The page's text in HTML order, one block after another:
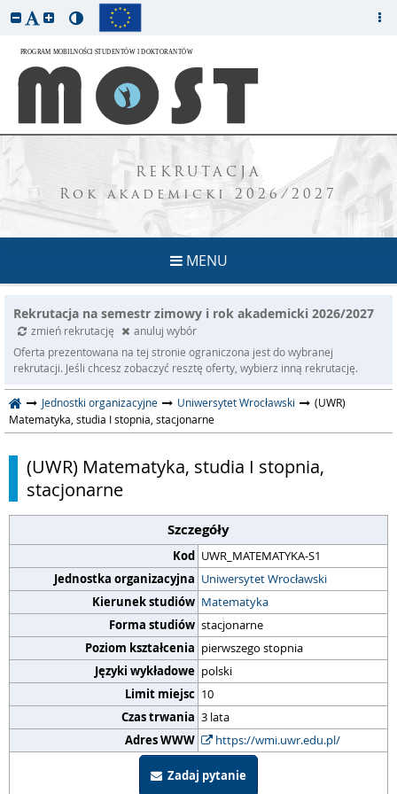
REKRUTACJA
Rok akademicki 2026/2027
MENU
Rekrutacja na semestr zimowy i rok akademicki 2026/2027
zmień rekrutację
anuluj wybór
Oferta prezentowana na tej stronie ograniczona jest do wybranej
rekrutacji. Jeśli chcesz zobaczyć resztę oferty, wybierz inną rekrutację.
Jednostki organizacyjne Uniwersytet Wrocławski
(UWR)
Matematyka, studia I stopnia, stacjonarne
(UWR) Matematyka, studia I stopnia,
stacjonarne
Szczegóły
Kod UWR_MATEMATYKA-S1
Jednostka organizacyjna Uniwersytet Wrocławski
Kierunek studiów Matematyka
Forma studiów stacjonarne
Poziom kształcenia pierwszego stopnia
Języki wykładowe polski
Limit miejsc 10
Czas trwania 3 lata
Adres WWW
https://wmi.uwr.edu.pl/
Zadaj pytanie